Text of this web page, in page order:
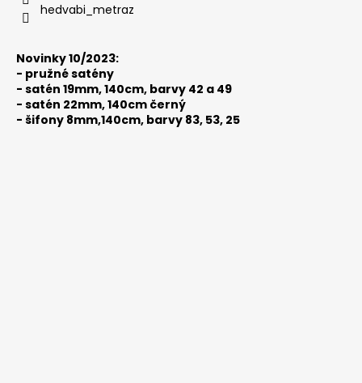
hedvabi_metraz
Novinky 10/2023:
- pružné satény
- satén 19mm, 140cm, barvy 42 a 49
- satén 22mm, 140cm černý
- šifony 8mm,140cm, barvy 83, 53, 25